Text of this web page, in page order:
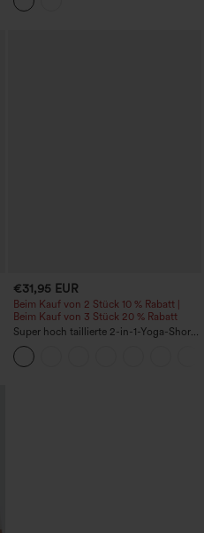
€31,95 EUR
Beim Kauf von 2 Stück 10 % Rabatt |
Beim Kauf von 3 Stück 20 % Rabatt
Super hoch taillierte 2-in-1-Yoga-Shorts
mit Gesäßtasche und Seitentasche-
längere Länge